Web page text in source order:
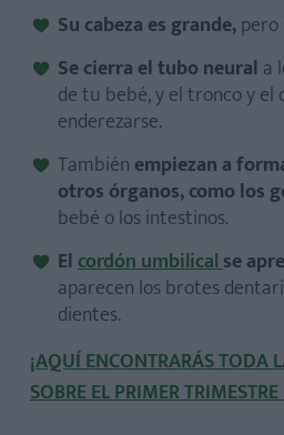
Su cabeza es grande,pero
Se cierra el tubo neural a
de tu bebé, y el tronco y el
enderezarse.
También empiezan a
otros órganos, como los
bebé o los intestinos.
Elcordón umbilicalse
aparecen los brotes
dientes.
¡AQUÍ ENCONTRARÁS TODA
SOBRE EL PRIMER